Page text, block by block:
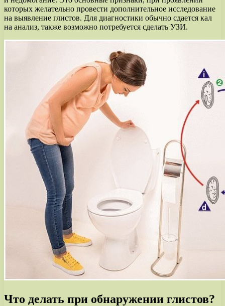
которых желательно провести дополнительное исследование
на выявление глистов. Для диагностики обычно сдается кал
на анализ, также возможно потребуется сделать УЗИ.
Что делать при обнаружении глистов?